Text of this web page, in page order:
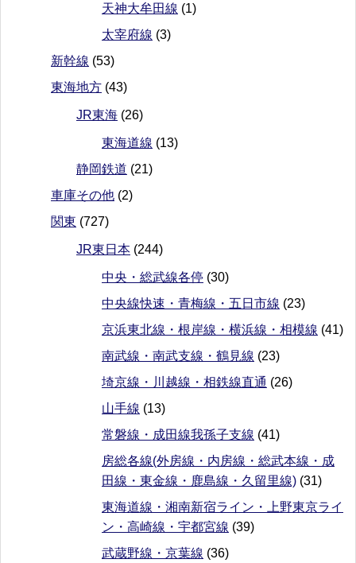
天神大牟田線 (1)
太宰府線 (3)
新幹線 (53)
東海地方 (43)
JR東海 (26)
東海道線 (13)
静岡鉄道 (21)
車庫その他 (2)
関東 (727)
JR東日本 (244)
中央・総武線各停 (30)
中央線快速・青梅線・五日市線 (23)
京浜東北線・根岸線・横浜線・相模線 (41)
南武線・南武支線・鶴見線 (23)
埼京線・川越線・相鉄線直通 (26)
山手線 (13)
常磐線・成田線我孫子支線 (41)
房総各線(外房線・内房線・総武本線・成
田線・東金線・鹿島線・久留里線) (31)
東海道線・湘南新宿ライン・上野東京ライ
ン・高崎線・宇都宮線 (39)
武蔵野線・京葉線 (36)